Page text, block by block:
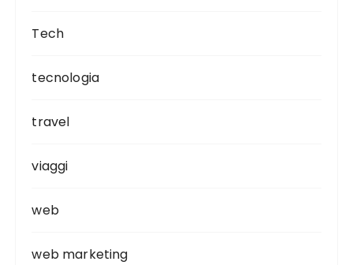
Tech
tecnologia
travel
viaggi
web
web marketing